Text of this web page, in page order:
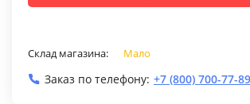
Склад магазина: Мало
Заказ по телефону: +7 (800) 700-77-89